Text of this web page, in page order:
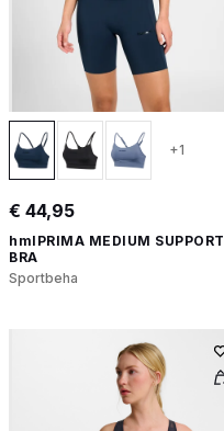
+1
€ 44,95
hmlPRIMA MEDIUM SUPPORT
BRA
Sportbeha